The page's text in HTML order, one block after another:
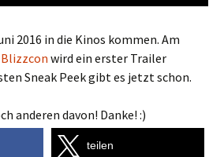
2016 in die Kinos kommen. Am
Blizzcon wird ein erster Trailer
Sneak Peek gibt es jetzt schon.
anderen davon! Danke! :)
teilen